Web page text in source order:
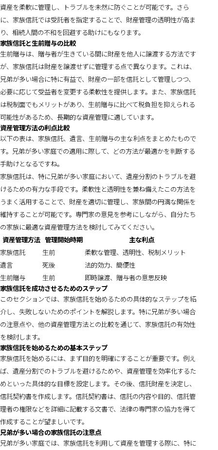
資産を柔軟に管理し、トラブルを未然に防ぐことが可能です。さら
に、家族信託では受託者を指定することで、財産管理の透明性が高ま
り、相続人間の不和を回避する助けにもなります。
家族信託と生前贈与の比較
生前贈与は、贈与者が生きている間に財産を他人に譲渡する方法です
が、家族信託は財産を譲渡せずに管理する点で異なります。これは、
兄弟が多い場合に特に有益で、財産の一部を信託として管理しつつ、
必要に応じて受益者を変更する柔軟性を提供します。また、家族信託
は税制面でもメリットがあり、生前贈与に比べて税負担を抑えられる
可能性があるため、長期的な資産管理に適しています。
資産管理方法の利点比較
以下の表は、家族信託、遺言、生前贈与の主な利点をまとめたもので
す。兄弟が多い家庭での適用に際して、どの方法が最適かを判断する
手助けとなるですね。
家族信託は、特に兄弟が多い家庭において、遺産分割のトラブルを避
けるための有力な手段です。柔軟性と透明性を兼ね備えたこの方法を
うまく活用することで、財産を適切に管理し、家族間の円満な関係を
維持することが可能です。専門家の意見を参考にしながら、自分たち
の家族に最適な資産管理方法を検討してみてください。
資産管理方法 管理開始時期
主な利点
家族信託
生前
柔軟な管理、透明性、税制メリット
遺言
死後
法的効力、簡便性
生前贈与
生前
即時譲渡、贈与者の意思反映
家族信託を成功させるためのステップ
このセクションでは、家族信託を始めるための具体的なステップを紹
介し、失敗しないためのポイントを解説します。特に兄弟が多い場合
の注意点や、他の資産管理方法との比較を通じて、家族信託の有効性
を検討します。
家族信託を始めるための基本ステップ
家族信託を始めるには、まず目的を明確にすることが重要です。例え
ば、遺産分割でのトラブルを避けるためや、資産管理を効率化するた
めといった具体的な目標を設定します。その後、信託財産を決定し、
信託契約書を作成します。信託契約書は、信託の内容や目的、信託管
理者の権限などを詳細に記載する文書で、法律の専門家の協力を得て
作成することが望ましいです。
兄弟が多い場合の家族信託の注意点
兄弟が多い家庭では、家族信託を利用して資産を管理する際に、特に